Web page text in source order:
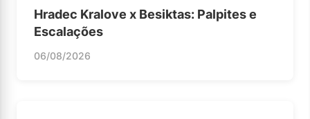
Hradec Kralove x Besiktas: Palpites e
Escalações
06/08/2026